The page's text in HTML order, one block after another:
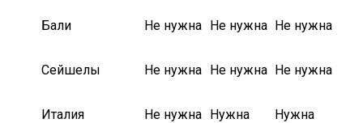
Бали Не нужна Не нужна Не нужна
Сейшелы Не нужна Не нужна Не нужна
Италия Не нужна Нужна Нужна